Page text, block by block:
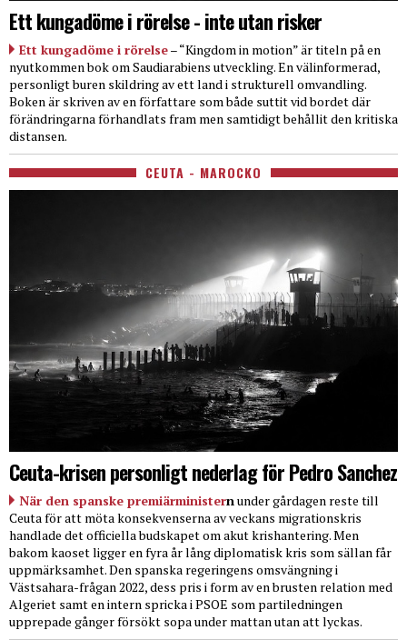
Ett kungadöme i rörelse - inte utan risker
Ett kungadöme i rörelse– “Kingdom in motion” är titeln på en
nyutkommen bok om Saudiarabiens utveckling. En välinformerad,
personligt buren skildring av ett land i strukturell omvandling.
Boken är skriven av en författare som både suttit vid bordet där
förändringarna förhandlats fram men samtidigt behållit den kritiska
distansen.
CEUTA - MAROCKO
Ceuta-krisen personligt nederlag för Pedro Sanchez
När den spanske premiärministernunder gårdagen reste till
Ceuta för att möta konsekvenserna av veckans migrationskris
handlade det officiella budskapet om akut krishantering. Men
bakom kaoset ligger en fyra år lång diplomatisk kris som sällan får
uppmärksamhet. Den spanska regeringens omsvängning i
Västsahara-frågan 2022, dess pris i form av en brusten relation med
Algeriet samt en intern spricka i PSOE som partiledningen
upprepade gånger försökt sopa under mattan utan att lyckas.